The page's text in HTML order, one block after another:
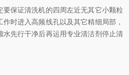
保证清洗机的四周左近无其它小颗粒
时进入高频线孔以及其它精细局部，
先行干净后再运用专业清洁剂停止清